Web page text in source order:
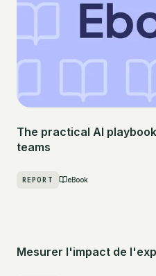
The practical AI
teams
REPORT eBook
Mesurer l'impact de